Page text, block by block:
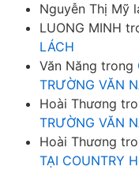
Nguyễn Thị Mỹ
LUONG MINH
LÁCH
Văn Năng trong
TRƯỜNG VĂN
Hoài Thương
TRƯỜNG VĂN
Hoài Thương
TẠI COUNTRY